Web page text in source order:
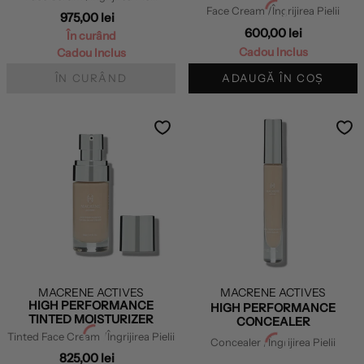
975,00 lei
În curând
Cadou Inclus
ÎN CURÂND
Face Cream /Îngrijirea Pielii
600,00 lei
Cadou Inclus
ADAUGĂ ÎN COȘ
MACRENE ACTIVES
HIGH PERFORMANCE
TINTED MOISTURIZER
Tinted Face Cream /Îngrijirea Pielii
825,00 lei
MACRENE ACTIVES
HIGH PERFORMANCE
CONCEALER
Concealer /Îngrijirea Pielii